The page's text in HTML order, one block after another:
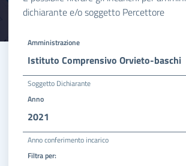
dichiarante e/o soggetto Percettore
Amministrazione
Istituto Comprensivo Orvieto-baschi
Soggetto Dichiarante
Anno
2021
Anno conferimento incarico
Filtra per: